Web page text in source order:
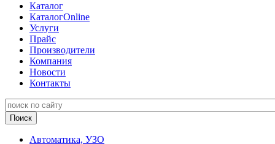
Каталог
КаталогOnline
Услуги
Прайс
Производители
Компания
Новости
Контакты
Автоматика, УЗО